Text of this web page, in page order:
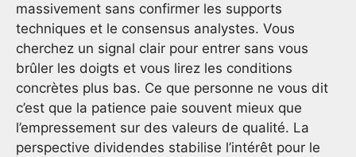
massivement sans confirmer les supports
techniques et le consensus analystes. Vous
cherchez un signal clair pour entrer sans vous
brûler les doigts et vous lirez les conditions
concrètes plus bas. Ce que personne ne vous dit
c’est que la patience paie souvent mieux que
l’empressement sur des valeurs de qualité. La
perspective dividendes stabilise l’intérêt pour le